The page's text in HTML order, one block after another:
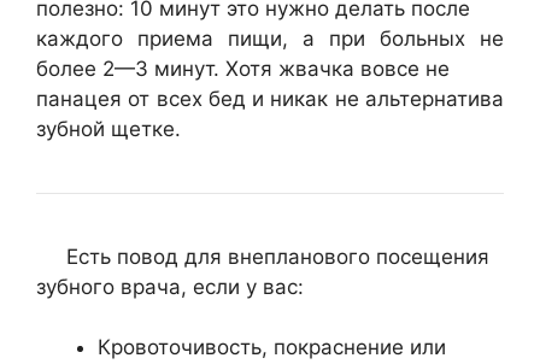
полезно: 10 минут это нужно делать после
каждого приема пищи, а при больных не
более 2—3 минут. Хотя жвачка вовсе не
панацея от всех бед и никак не альтернатива
зубной щетке.
Есть повод для внепланового посещения
зубного врача, если у вас:
Кровоточивость, покраснение или